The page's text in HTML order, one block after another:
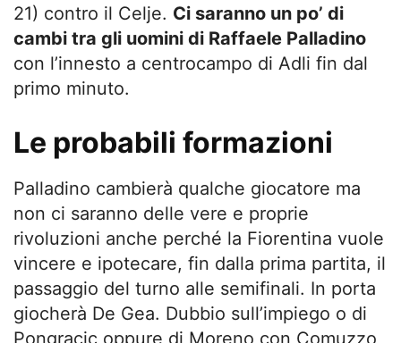
21) contro il Celje. Ci saranno un po’ di
cambi tra gli uomini di Raffaele Palladino
con l’innesto a centrocampo di Adli fin dal
primo minuto.
Le probabili formazioni
Palladino cambierà qualche giocatore ma
non ci saranno delle vere e proprie
rivoluzioni anche perché la Fiorentina vuole
vincere e ipotecare, fin dalla prima partita, il
passaggio del turno alle semifinali. In porta
giocherà De Gea. Dubbio sull’impiego o di
Pongracic oppure di Moreno con Comuzzo